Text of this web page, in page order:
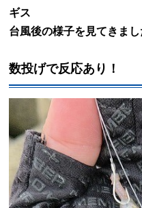
ギス
台風後の様子を見てきまし
数投げで反応あり！